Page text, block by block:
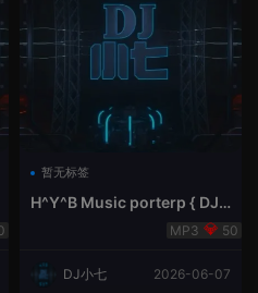
暂无标签
H^Y^B Music porterp { DJ
小七&高总夜空中的风铃}
50
DJ小七 2026-06-07